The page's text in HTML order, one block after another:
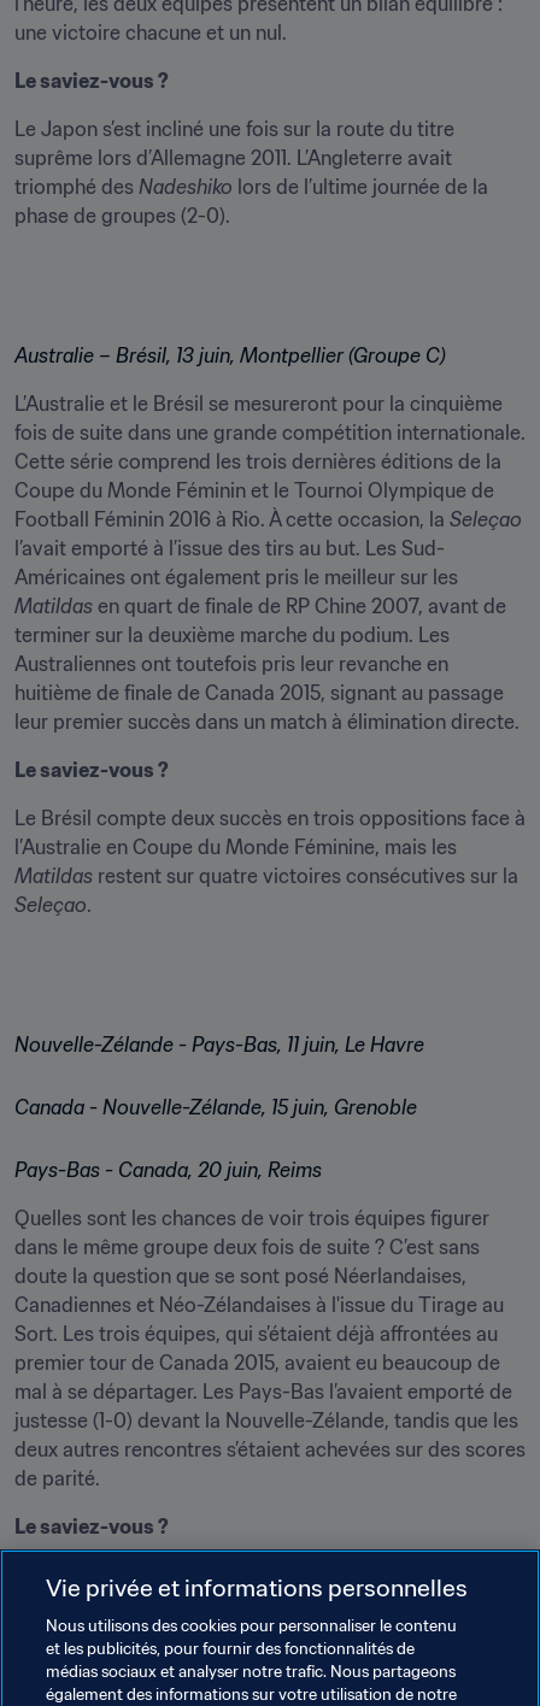
une victoire chacune et un nul.
Le saviez-vous ?
Le Japon s’est incliné une fois sur la route du titre
suprême lors d’Allemagne 2011. L’Angleterre avait
triomphé des Nadeshiko lors de l’ultime journée de la
phase de groupes (2-0).
Australie – Brésil, 13 juin, Montpellier (Groupe C)
L’Australie et le Brésil se mesureront pour la cinquième
fois de suite dans une grande compétition internationale.
Cette série comprend les trois dernières éditions de la
Coupe du Monde Féminin et le Tournoi Olympique de
Football Féminin 2016 à Rio. À cette occasion, la Seleçao
l’avait emporté à l’issue des tirs au but. Les Sud-
Matildas en quart de finale de RP Chine 2007, avant de
terminer sur la deuxième marche du podium. Les
Australiennes ont toutefois pris leur revanche en
huitième de finale de Canada 2015, signant au passage
leur premier succès dans un match à élimination directe.
Le saviez-vous ?
Le Brésil compte deux succès en trois oppositions face à
Matildas
Seleçao.
Nouvelle-Zélande - Pays-Bas, 11 juin, Le Havre
Canada - Nouvelle-Zélande, 15 juin, Grenoble
Pays-Bas - Canada, 20 juin, Reims
Quelles sont les chances de voir trois équipes figurer
dans le même groupe deux fois de suite ? C’est sans
doute la question que se sont posé Néerlandaises,
Canadiennes et Néo-Zélandaises à l'issue du Tirage au
Sort. Les trois équipes, qui s’étaient déjà affrontées au
premier tour de Canada 2015, avaient eu beaucoup de
mal à se départager. Les Pays-Bas l’avaient emporté de
justesse (1-0) devant la Nouvelle-Zélande, tandis que les
deux autres rencontres s’étaient achevées sur des scores
de parité.
Le saviez-vous ?
Le nouveau sélectionneur de la Nouvelle-Zélande Tom
Sermanni retrouvera peut-être quelques visages connus
à Grenoble. En 2015, il était sélectionneur adjoint du
Canada.
Vie privée et informations personnelles
Nous utilisons des cookies pour personnaliser le contenu
et les publicités, pour fournir des fonctionnalités de
médias sociaux et analyser notre trafic. Nous partageons
également des informations sur votre utilisation de notre